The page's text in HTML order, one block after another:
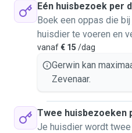
Eén huisbezoek per
Boek een oppas die
huisdier te voeren en
vanaf€ 15 /dag
Gerwin kan
Zevenaar.
Twee huisbezoeken
Je huisdier wordt